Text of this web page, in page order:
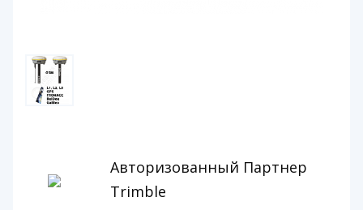
Авторизованный Партнер
Trimble